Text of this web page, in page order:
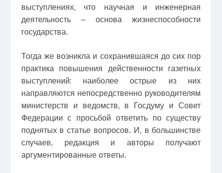
выступлениях, что научная и инженерная
деятельность – основа жизнеспособности
государства.
Тогда же возникла и сохранившаяся до сих пор
практика повышения действенности газетных
выступлений: наиболее острые из них
направляются непосредственно руководителям
министерств и ведомств, в Госдуму и Совет
Федерации с просьбой ответить по существу
поднятых в статье вопросов. И, в большинстве
случаев, редакция и авторы получают
аргументированные ответы.